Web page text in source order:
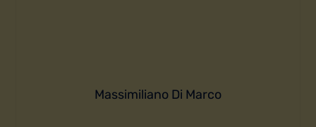
Massimiliano Di Marco